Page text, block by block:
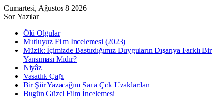
Cumartesi, Ağustos 8 2026
Son Yazılar
Ölü Olgular
Mutluyuz Film İncelemesi (2023)
Müzik: İçimizde Bastırdığımız Duyguların Dışarıya Farklı Bir
Yansıması Mıdır?
Niyâz
Vasatlık Çağı
Bir Şiir Yazacağım Sana Çok Uzaklardan
Bugün Güzel Film İncelemesi